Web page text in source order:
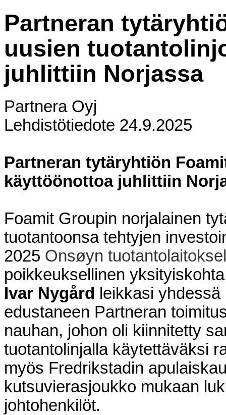
Partneran
uusien
juhlittiin Norjassa
Partnera Oyj
Lehdistötiedote 24.9.2025
Partneran tytäryhtiön
käyttöönottoa juhlittiin
Foamit Groupin norjalainen
tuotantoonsa tehtyjen
2025 Onsøyn
poikkeuksellinen
Ivar Nygård
leikkasi
edustaneen Partneran
nauhan, johon oli kiinnitetty
tuotantolinjalla käytettäväksi
myös Fredrikstadin
kutsuvierasjoukko mukaan
johtohenkilöt.